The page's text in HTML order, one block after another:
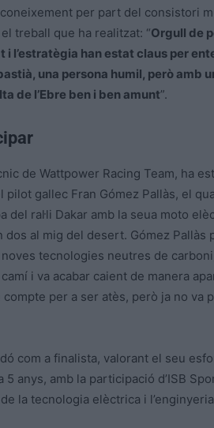
per part del consistori
treball que ha realitzat: “Orgull de
l’estratègia han estat claus per
una persona humil, però amb
de l’Ebre ben i ben amunt”.
de Wattpower Racing Team, ha
gallec Fran Gómez Pallàs, el
ral·li Dakar amb la seua moto
al mig del desert. Gómez Pallàs
tecnologies neutres de
i va acabar caient de manera
per a ser atès, però ja no va
com a finalista, valorant el seu
anys, amb la participació d’ISB
la tecnologia elèctrica i